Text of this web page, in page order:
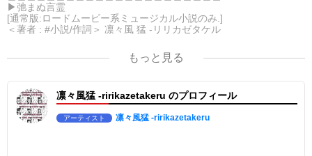
▶︎弛まぬ言霊
[通常版:ロードムービー系ミュージカル小説のみ.]
＜著者 : #小説/作詞＞ 凛々風 猛 -リリカゼタケル
英語版: https://amzn.asia/d/1nwVIb6
＿＿＿＿＿＿＿＿＿＿＿＿＿＿＿＿＿＿＿＿＿＿
＜#小説 #作詞 20曲 #挿画 50作品>
＜著者: 小説/作詞/挿画作成＞ 凛々風 猛 -リリカゼタケル
日本語版: https://amzn.asia/d/3czgKs8
英語版: https://amzn.asia/d/bpIME7s
もっと見る
凛々風猛 -ririkazetakeru のプロフィール
アーティスト 凛々風猛 -ririkazetakeru